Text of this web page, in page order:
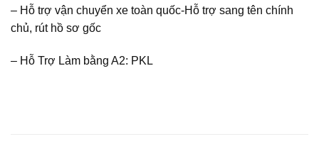
– Hỗ trợ vận chuyển xe toàn quốc-Hỗ trợ sang tên chính
chủ, rút hồ sơ gốc
– Hỗ Trợ Làm bằng A2: PKL